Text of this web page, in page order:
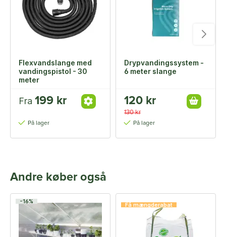
Flexvandslange med
vandingspistol - 30
meter
Fra 199 kr
På lager
Drypvandingssystem -
6 meter slange
120 kr
130 kr
På lager
Andre køber også
-16% Få mængderabat